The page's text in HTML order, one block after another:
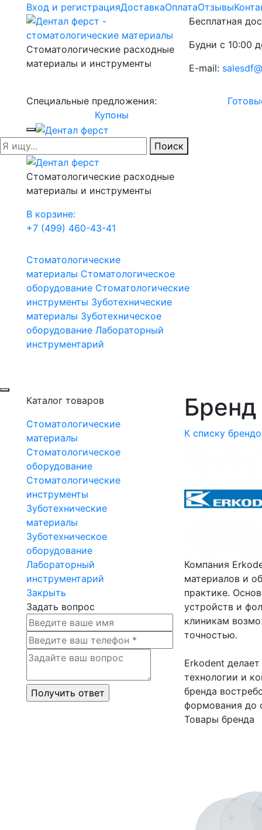
Вход и регистрацияДоставкаОплатаОтзывы
Стоматологические расходные
материалы и инструменты
Бесплатная
Будни с 10:00
E-mail:
Специальные предложения:
Купоны
Поиск
Стоматологические расходные
материалы и инструменты
В корзине:
+7 (499) 460-43-41
Стоматологические
материалы Стоматологическое
оборудование Стоматологические
инструменты Зуботехнические
материалы Зуботехническое
оборудование Лабораторный
инструментарий
Каталог товаров
Стоматологические
материалы
Стоматологическое
оборудование
Стоматологические
инструменты
Зуботехнические
материалы
Зуботехническое
оборудование
Лабораторный
инструментарий
Закрыть
Задать вопрос
К списку
Компания
материалов и
практике.
устройств и
клиникам
точностью.
Erkodent
технологии и
бренда
формования до
Товары бренда